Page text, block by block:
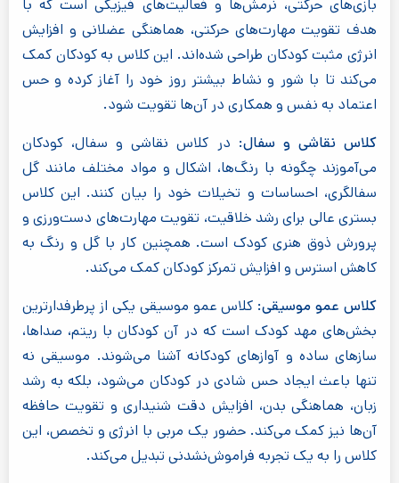
بازی‌های حرکتی، نرمش‌ها و فعالیت‌های فیزیکی است که با
هدف تقویت مهارت‌های حرکتی، هماهنگی عضلانی و افزایش
انرژی مثبت کودکان طراحی شده‌اند. این کلاس به کودکان کمک
می‌کند تا با شور و نشاط بیشتر روز خود را آغاز کرده و حس
اعتماد به نفس و همکاری در آن‌ها تقویت شود.
کلاس نقاشی و سفال: در کلاس نقاشی و سفال، کودکان
می‌آموزند چگونه با رنگ‌ها، اشکال و مواد مختلف مانند گل
سفالگری، احساسات و تخیلات خود را بیان کنند. این کلاس
بستری عالی برای رشد خلاقیت، تقویت مهارت‌های دست‌ورزی و
پرورش ذوق هنری کودک است. همچنین کار با گل و رنگ به
کاهش استرس و افزایش تمرکز کودکان کمک می‌کند.
کلاس عمو موسیقی: کلاس عمو موسیقی یکی از پرطرفدارترین
بخش‌های مهد کودک است که در آن کودکان با ریتم، صداها،
سازهای ساده و آوازهای کودکانه آشنا می‌شوند. موسیقی نه
تنها باعث ایجاد حس شادی در کودکان می‌شود، بلکه به رشد
زبان، هماهنگی بدن، افزایش دقت شنیداری و تقویت حافظه
آن‌ها نیز کمک می‌کند. حضور یک مربی با انرژی و تخصص، این
کلاس را به یک تجربه فراموش‌نشدنی تبدیل می‌کند.